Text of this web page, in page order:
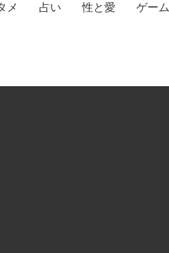
メ 占い 性と愛 ゲーム